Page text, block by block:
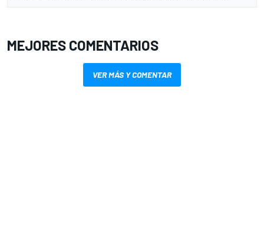
MEJORES COMENTARIOS
VER MÁS Y COMENTAR